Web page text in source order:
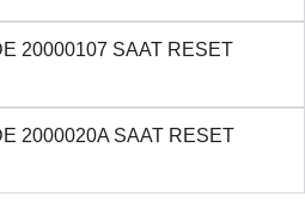
20000107 SAAT RESET
2000020A SAAT RESET